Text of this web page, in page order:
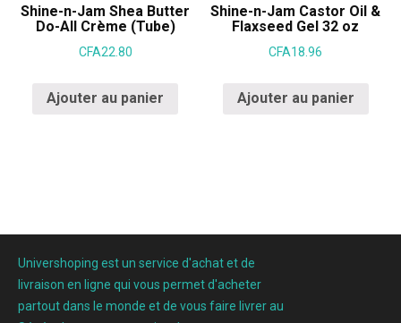
Shine-n-Jam Shea Butter
Do-All Crème (Tube)
CFA22.80
Ajouter au panier
Shine-n-Jam Castor Oil &
Flaxseed Gel 32 oz
CFA18.96
Ajouter au panier
Univershoping est un service d'achat et de
livraison en ligne qui vous permet d'acheter
partout dans le monde et de vous faire livrer au